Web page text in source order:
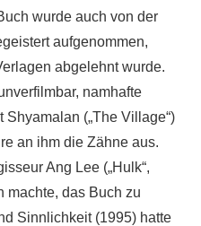
wurde auch von der
aufgenommen,
abgelehnt wurde.
namhafte
(„The Village“)
an ihm die Zähne aus.
Ang Lee („Hulk“,
machte, das Buch zu
Sinnlichkeit (1995) hatte